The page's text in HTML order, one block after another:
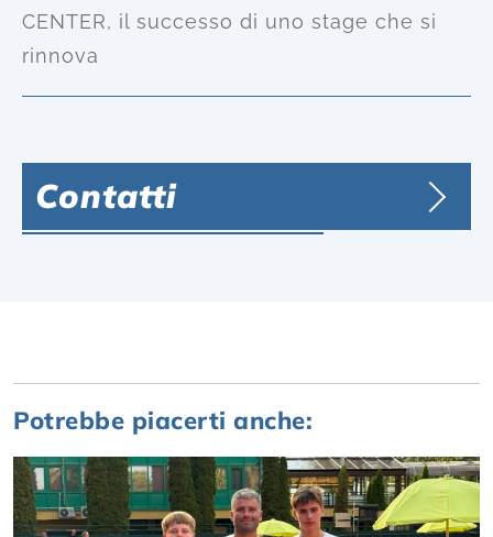
CENTER, il successo di uno stage che si
rinnova
Contatti
Potrebbe piacerti anche: